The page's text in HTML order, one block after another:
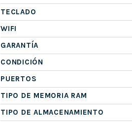
TECLADO
WIFI
GARANTÍA
CONDICIÓN
PUERTOS
TIPO DE MEMORIA RAM
TIPO DE ALMACENAMIENTO